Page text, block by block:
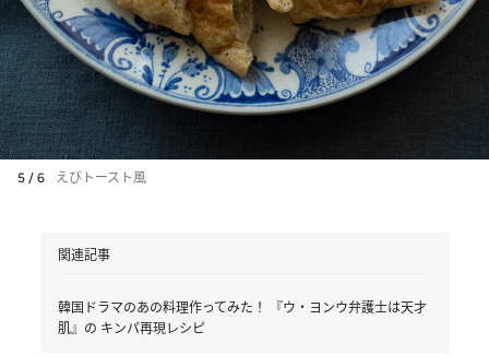
5 / 6 えびトースト風
関連記事
韓国ドラマのあの料理作ってみた！ 『ウ・ヨンウ弁護士は天才
肌』の キンパ再現レシピ